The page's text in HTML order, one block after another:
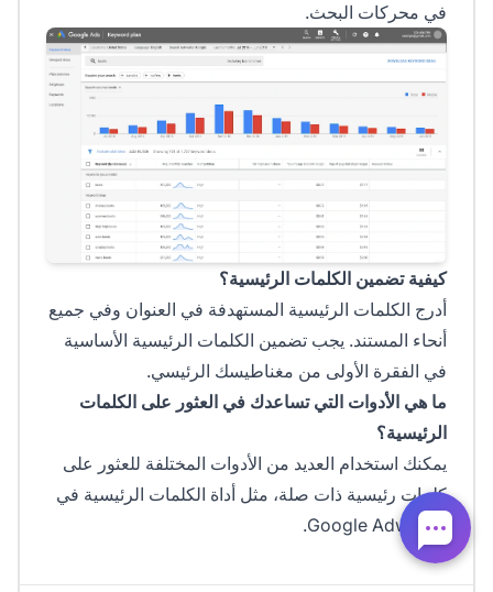
في محركات البحث.
كيفية تضمين الكلمات الرئيسية؟
أدرج الكلمات الرئيسية المستهدفة في العنوان وفي جميع
أنحاء المستند. يجب تضمين الكلمات الرئيسية الأساسية
في الفقرة الأولى من مغناطيسك الرئيسي.
ما هي الأدوات التي تساعدك في العثور على الكلمات
الرئيسية؟
يمكنك استخدام العديد من الأدوات المختلفة للعثور على
كلمات رئيسية ذات صلة، مثل أداة الكلمات الرئيسية في
Google Adwords.